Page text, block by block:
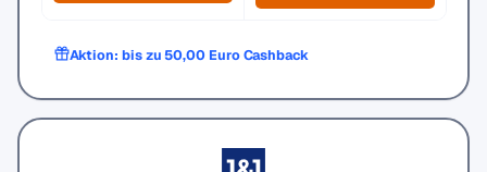
Aktion: bis zu 50,00 Euro Cashback